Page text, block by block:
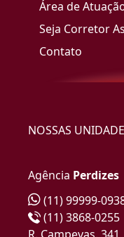
Área de
Seja Corretor
Contato
NOSSAS
Agência Perdizes
(11) 99999-
(11) 3868-0255